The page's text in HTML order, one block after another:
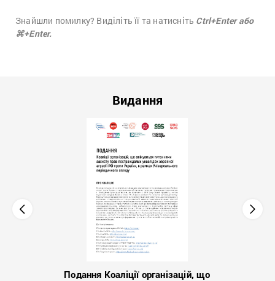
Знайшли помилку? Виділіть її та натисніть Ctrl+Enter або
⌘+Enter.
Видання
Подання Коаліції організацій, що